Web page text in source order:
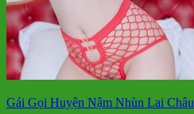
Gái Gọi Huyện Nậm Nhùn Lai Châu